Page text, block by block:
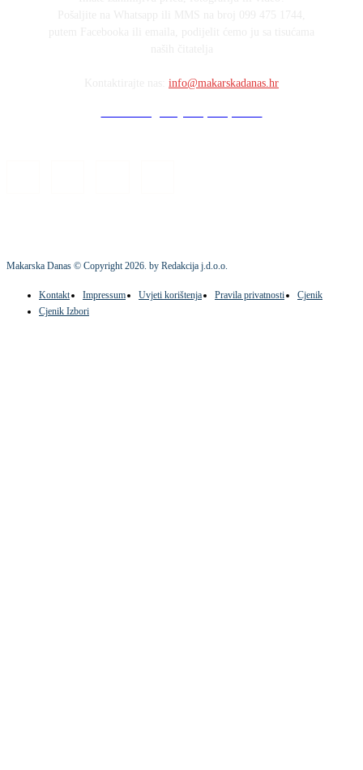
info@makarskadanas.hr
Makarska Danas © Copyright2026. by Redakcija j.d.o.o.
Kontakt Impressum Uvjeti korištenja Pravila privatnosti
Cjenik
Cjenik Izbori